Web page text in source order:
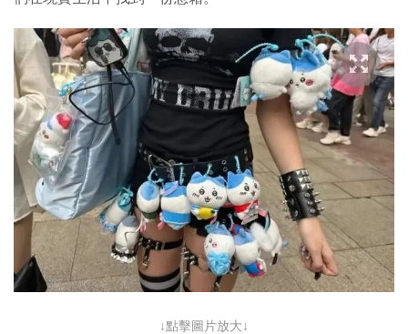
↓點擊圖片放大↓